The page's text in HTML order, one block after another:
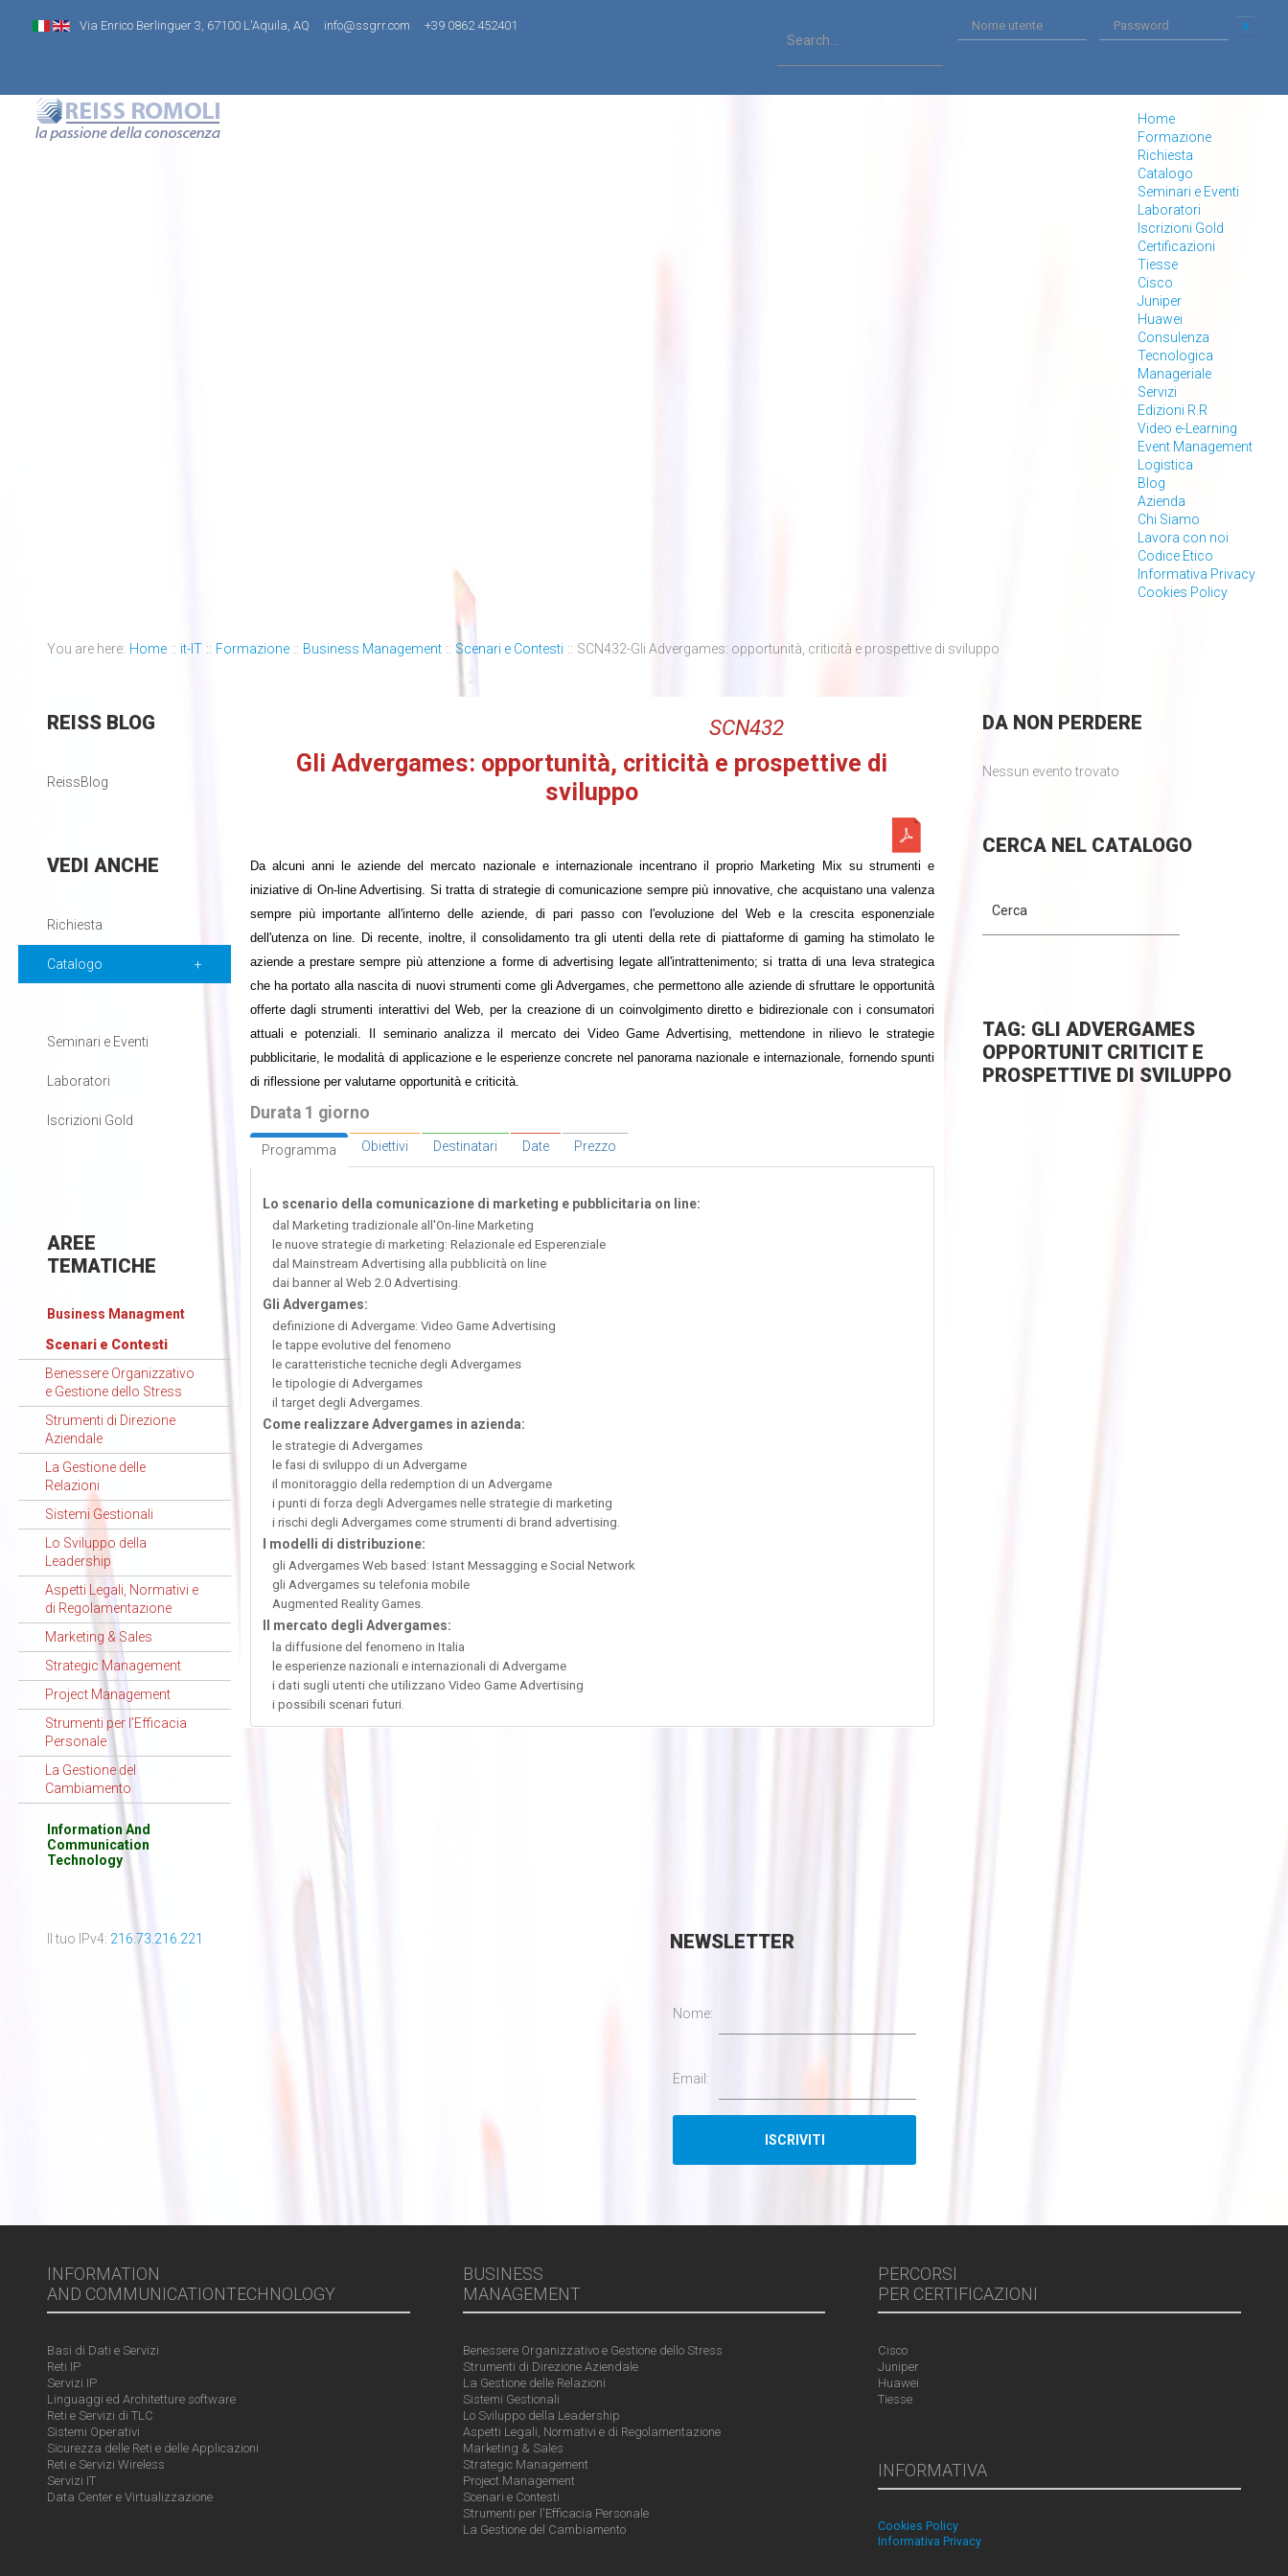
Via Enrico Berlinguer 3, 67100 L'Aquila, AQ info@ssgrr.com +39 0862 452401
Home
Formazione
Richiesta
Catalogo
Seminari e Eventi
Laboratori
Iscrizioni Gold
Certificazioni
Tiesse
Cisco
Juniper
Huawei
Consulenza
Tecnologica
Manageriale
Servizi
Edizioni R.R
Video e-Learning
Event Management
Logistica
Blog
Azienda
Chi Siamo
Lavora con noi
Codice Etico
Informativa Privacy
Cookies Policy
You are here: Home :: it-IT :: Formazione :: Business Management :: Scenari e Contesti :: SCN432-Gli Advergames: opportunità, criticità e prospettive di sviluppo
SCN432
Gli Advergames: opportunità, criticità e prospettive di
sviluppo
Da alcuni anni le aziende del mercato nazionale e internazionale incentrano il proprio Marketing Mix su strumenti e
iniziative di On-line Advertising. Si tratta di strategie di comunicazione sempre più innovative, che acquistano una valenza
sempre più importante all'interno delle aziende, di pari passo con l'evoluzione del Web e la crescita esponenziale
dell'utenza on line. Di recente, inoltre, il consolidamento tra gli utenti della rete di piattaforme di gaming ha stimolato le
aziende a prestare sempre più attenzione a forme di advertising legate all'intrattenimento; si tratta di una leva strategica
che ha portato alla nascita di nuovi strumenti come gli Advergames, che permettono alle aziende di sfruttare le opportunità
offerte dagli strumenti interattivi del Web, per la creazione di un coinvolgimento diretto e bidirezionale con i consumatori
attuali e potenziali. Il seminario analizza il mercato dei Video Game Advertising, mettendone in rilievo le strategie
pubblicitarie, le modalità di applicazione e le esperienze concrete nel panorama nazionale e internazionale, fornendo spunti
di riflessione per valutarne opportunità e criticità.
Durata 1 giorno
Programma Obiettivi Destinatari Date Prezzo
Lo scenario della comunicazione di marketing e pubblicitaria on line:
dal Marketing tradizionale all'On-line Marketing
le nuove strategie di marketing: Relazionale ed Esperenziale
dal Mainstream Advertising alla pubblicità on line
dai banner al Web 2.0 Advertising.
Gli Advergames:
definizione di Advergame: Video Game Advertising
le tappe evolutive del fenomeno
le caratteristiche tecniche degli Advergames
le tipologie di Advergames
il target degli Advergames.
Come realizzare Advergames in azienda:
le strategie di Advergames
le fasi di sviluppo di un Advergame
il monitoraggio della redemption di un Advergame
i punti di forza degli Advergames nelle strategie di marketing
i rischi degli Advergames come strumenti di brand advertising.
I modelli di distribuzione:
gli Advergames Web based: Istant Messagging e Social Network
gli Advergames su telefonia mobile
Augmented Reality Games.
Il mercato degli Advergames:
la diffusione del fenomeno in Italia
le esperienze nazionali e internazionali di Advergame
i dati sugli utenti che utilizzano Video Game Advertising
i possibili scenari futuri.
REISSBLOG
ReissBlog
VEDI ANCHE
Richiesta
Catalogo
Seminari e Eventi
Laboratori
Iscrizioni Gold
AREE
TEMATICHE
Business Managment
Scenari e Contesti
Benessere Organizzativo
e Gestione dello Stress
Strumenti di Direzione
Aziendale
La Gestione delle
Relazioni
Sistemi Gestionali
Lo Sviluppo della
Leadership
Aspetti Legali, Normativi e
di Regolamentazione
Marketing & Sales
Strategic Management
Project Management
Strumenti per l'Efficacia
Personale
La Gestione del
Cambiamento
Information And
Communication
Technology
DANON PERDERE
Nessun evento trovato
CERCANEL CATALOGO
TAG: GLI ADVERGAMES
OPPORTUNIT CRITICIT E
PROSPETTIVE DI SVILUPPO
Il tuo IPv4: 216.73.216.221 NEWSLETTER
Nome:
Email:
INFORMATION
AND COMMUNICATIONTECHNOLOGY
Basi di Dati e Servizi
Reti IP
Servizi IP
Linguaggi ed Architetture software
Reti e Servizi di TLC
Sistemi Operativi
Sicurezza delle Reti e delle Applicazioni
Reti e Servizi Wireless
Servizi IT
Data Center e Virtualizzazione
BUSINESS
MANAGEMENT
Benessere Organizzativo e Gestione dello Stress
Strumenti di Direzione Aziendale
La Gestione delle Relazioni
Sistemi Gestionali
Lo Sviluppo della Leadership
Aspetti Legali, Normativi e di Regolamentazione
Marketing & Sales
Strategic Management
Project Management
Scenari e Contesti
Strumenti per l'Efficacia Personale
La Gestione del Cambiamento
PERCORSI
PER CERTIFICAZIONI
Cisco
Juniper
Huawei
Tiesse
INFORMATIVA
Cookies Policy
Informativa Privacy